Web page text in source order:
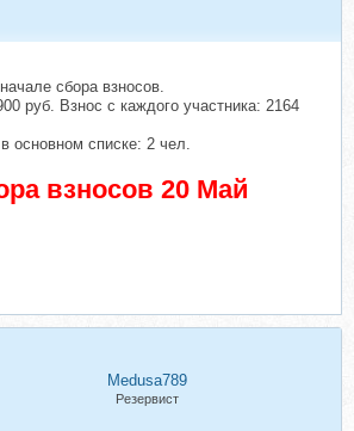
сбора взносов.
руб. Взнос с каждого участника: 2164
основном списке: 2 чел.
взносов 20 Май
Medusa789
Резервист